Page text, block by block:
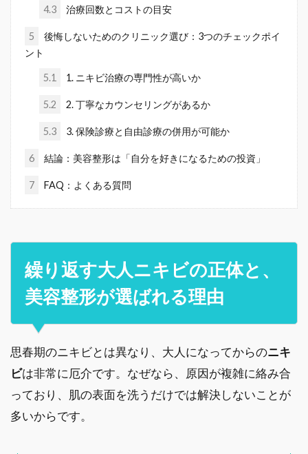
4.3 治療回数とコストの目安
5
後悔しないためのクリニック選び：3つのチェックポイ
ント
5.1 1. ニキビ治療の専門性が高いか
5.2 2. 丁寧なカウンセリングがあるか
5.3 3. 保険診療と自由診療の併用が可能か
6 結論：美容整形は「自分を好きになるための投資」
7 FAQ：よくある質問
繰り返す大人ニキビの正体と、
美容整形が選ばれる理由
思春期のニキビとは異なり、大人になってからのニキ
ビは非常に厄介です。なぜなら、原因が複雑に絡み合
っており、肌の表面を洗うだけでは解決しないことが
多いからです。